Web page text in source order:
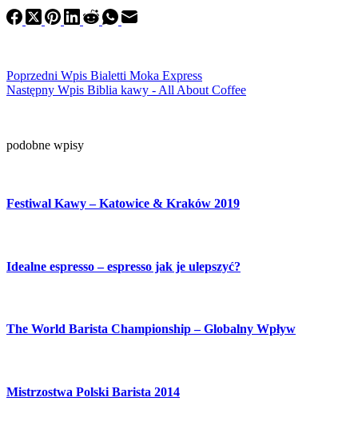
Poprzedni Wpis Bialetti Moka Express
Następny Wpis Biblia kawy - All About Coffee
podobne wpisy
Festiwal Kawy – Katowice & Kraków 2019
Idealne espresso – espresso jak je ulepszyć?
The World Barista Championship – Globalny Wpływ
Mistrzostwa Polski Barista 2014